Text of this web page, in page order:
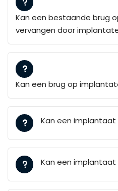
Kan een bestaande brug
vervangen door
Kan een brug op
Kan een
Kan een implantaat